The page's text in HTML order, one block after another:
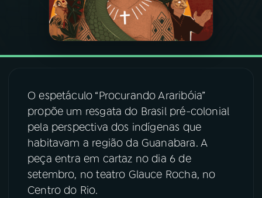
PODCASTS
07ÚLTIMAS
08FESTIVAL DE MÚSICA
ACOMPANHE A RÁDIO NACIONAL
O espetáculo “Procurando Araribóia”
propõe um resgata do Brasil pré-colonial
pela perspectiva dos indígenas que
habitavam a região da Guanabara. A
peça entra em cartaz no dia 6 de
setembro, no teatro Glauce Rocha, no
Centro do Rio.